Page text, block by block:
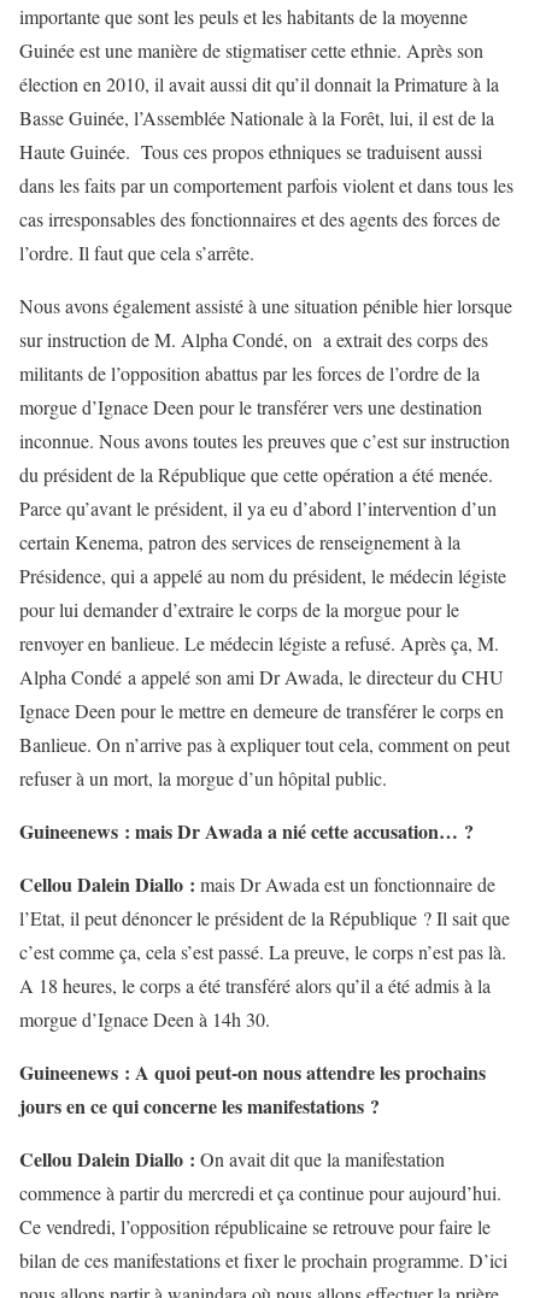
importante que sont les peuls et les habitants de la moyenne
Guinée est une manière de stigmatiser cette ethnie. Après son
élection en 2010, il avait aussi dit qu’il donnait la Primature à la
Basse Guinée, l’Assemblée Nationale à la Forêt, lui, il est de la
Haute Guinée. Tous ces propos ethniques se traduisent aussi
dans les faits par un comportement parfois violent et dans tous les
cas irresponsables des fonctionnaires et des agents des forces de
l’ordre. Il faut que cela s’arrête.
Nous avons également assisté à une situation pénible hier lorsque
sur instruction de M. Alpha Condé, on a extrait des corps des
militants de l’opposition abattus par les forces de l’ordre de la
morgue d’Ignace Deen pour le transférer vers une destination
inconnue. Nous avons toutes les preuves que c’est sur instruction
du président de la République que cette opération a été menée.
Parce qu’avant le président, il ya eu d’abord l’intervention d’un
certain Kenema, patron des services de renseignement à la
Présidence, qui a appelé au nom du président, le médecin légiste
pour lui demander d’extraire le corps de la morgue pour le
renvoyer en banlieue. Le médecin légiste a refusé. Après ça, M.
Alpha Condé a appelé son ami Dr Awada, le directeur du CHU
Ignace Deen pour le mettre en demeure de transférer le corps en
Banlieue. On n’arrive pas à expliquer tout cela, comment on peut
refuser à un mort, la morgue d’un hôpital public.
Guineenews : mais Dr Awada a nié cette accusation… ?
Cellou Dalein Diallo : mais Dr Awada est un fonctionnaire de
l’Etat, il peut dénoncer le président de la République ? Il sait que
c’est comme ça, cela s’est passé. La preuve, le corps n’est pas là.
A 18 heures, le corps a été transféré alors qu’il a été admis à la
morgue d’Ignace Deen à 14h 30.
Guineenews : A quoi peut-on nous attendre les prochains
jours en ce qui concerne les manifestations ?
Cellou Dalein Diallo : On avait dit que la manifestation
commence à partir du mercredi et ça continue pour aujourd’hui.
Ce vendredi, l’opposition républicaine se retrouve pour faire le
bilan de ces manifestations et fixer le prochain programme. D’ici